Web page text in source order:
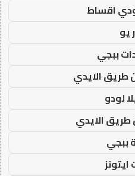
اقساط
يو
ببجي
الايدي
لودو
الايدي
ببجي